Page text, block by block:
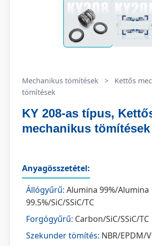
Mechanikus tömítések >
Kettős
tömítések
KY 208-as típus,
mechanikus tömítések
Anyagösszetétel:
Állógyűrű: Alumina 99%/Alumina
99.5%/SiC/SSiC/TC
Forgógyűrű: Carbon/SiC/SSiC/TC
Szekunder tömítés: NBR/EPDM/